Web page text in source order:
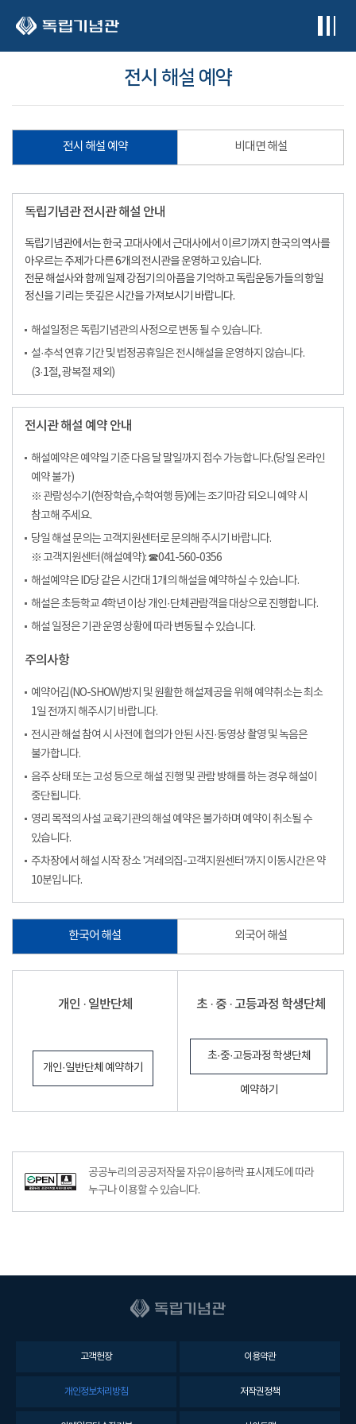
전시 해설 예약
전시 해설 예약 비대면 해설
독립기념관 전시관 해설 안내
독립기념관에서는 한국 고대사에서 근대사에서 이르기까지 한국의 역사를
아우르는 주제가 다른 6개의 전시관을 운영하고 있습니다.
전문 해설사와 함께 일제 강점기의 아픔을 기억하고 독립운동가들의 항일
정신을 기리는 뜻깊은 시간을 가져보시기 바랍니다.
해설일정은 독립기념관의 사정으로 변동 될 수 있습니다.
설·추석 연휴 기간 및 법정공휴일은 전시해설을 운영하지 않습니다.
(3·1절, 광복절 제외)
전시관 해설 예약 안내
해설예약은 예약일 기준 다음 달 말일까지 접수 가능합니다.(당일 온라인
예약 불가)
※ 관람성수기(현장학습,수학여행 등)에는 조기마감 되오니 예약 시
참고해 주세요.
당일 해설 문의는 고객지원센터로 문의해 주시기 바랍니다.
※ 고객지원센터(해설예약): ☎041-560-0356
해설예약은 ID당 같은 시간대 1개의 해설을 예약하실 수 있습니다.
해설은 초등학교 4학년 이상 개인·단체관람객을 대상으로 진행합니다.
해설 일정은 기관 운영 상황에 따라 변동될 수 있습니다.
주의사항
예약어김(NO-SHOW)방지 및 원활한 해설제공을 위해 예약취소는 최소
1일 전까지 해주시기 바랍니다.
전시관 해설 참여 시 사전에 협의가 안된 사진·동영상 촬영 및 녹음은
불가합니다.
음주 상태 또는 고성 등으로 해설 진행 및 관람 방해를 하는 경우 해설이
중단됩니다.
영리 목적의 사설 교육기관의 해설 예약은 불가하며 예약이 취소될 수
있습니다.
주차장에서 해설 시작 장소 '겨레의집-고객지원센터'까지 이동시간은 약
10분입니다.
한국어 해설 외국어 해설
개인 · 일반단체 초 · 중 · 고등과정 학생단체
개인·일반단체 예약하기
초·중·고등과정 학생단체
예약하기
공공누리공공저작물자유이용허락–출처표시이미지
공공누리의 공공저작물 자유이용허락 표시제도에 따라
누구나 이용할 수 있습니다.
고객헌장 이용약관
개인정보처리방침 저작권정책